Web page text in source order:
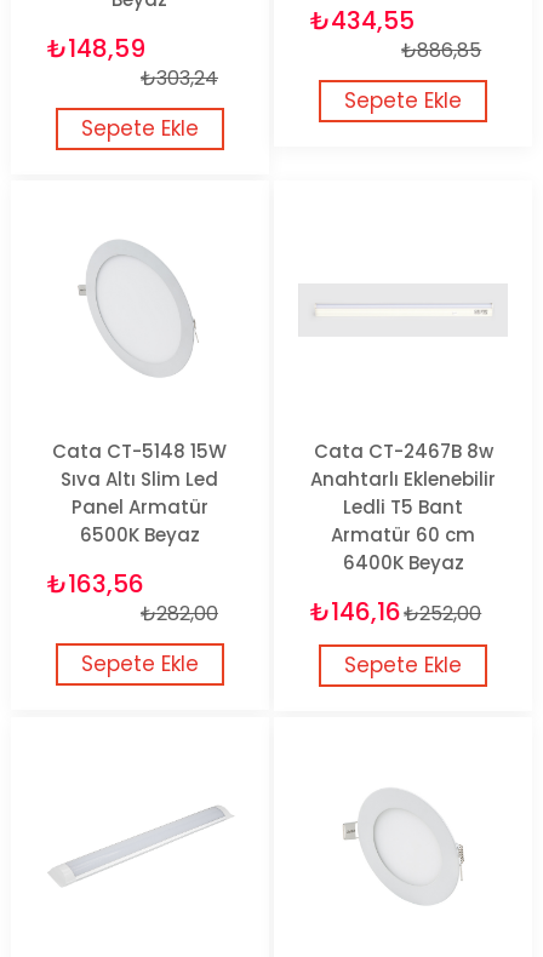
₺148,59
₺303,24
Sepete Ekle
₺434,55
₺886,85
Sepete Ekle
Cata CT-5148 15W
Sıva Altı Slim Led
Panel Armatür
6500K Beyaz
₺163,56
₺282,00
Sepete Ekle
Cata CT-2467B 8w
Anahtarlı Eklenebilir
Ledli T5 Bant
Armatür 60 cm
6400K Beyaz
₺146,16₺252,00
Sepete Ekle